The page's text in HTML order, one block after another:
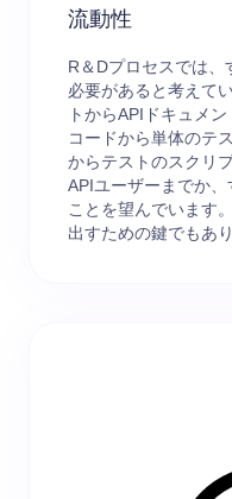
流動性
R＆Dプロセスでは、
必要があると考えて
トからAPIドキュメ
コードから単体のテ
からテストのスクリ
APIユーザーまでか
ことを望んでいます
出すための鍵でもあり